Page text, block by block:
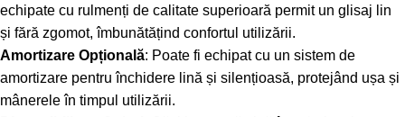
echipate cu rulmenți de calitate superioară permit un glisaj lin
și fără zgomot, îmbunătățind confortul utilizării.
Amortizare Opțională: Poate fi echipat cu un sistem de
amortizare pentru închidere lină și silențioasă, protejând ușa și
mânerele în timpul utilizării.